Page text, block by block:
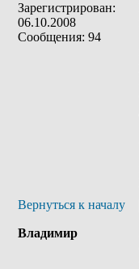
Зарегистрирован:
06.10.2008
Сообщения: 94
Вернуться к началу
Владимир